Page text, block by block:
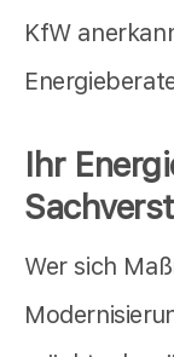
KfW
Ihr
Wer sich